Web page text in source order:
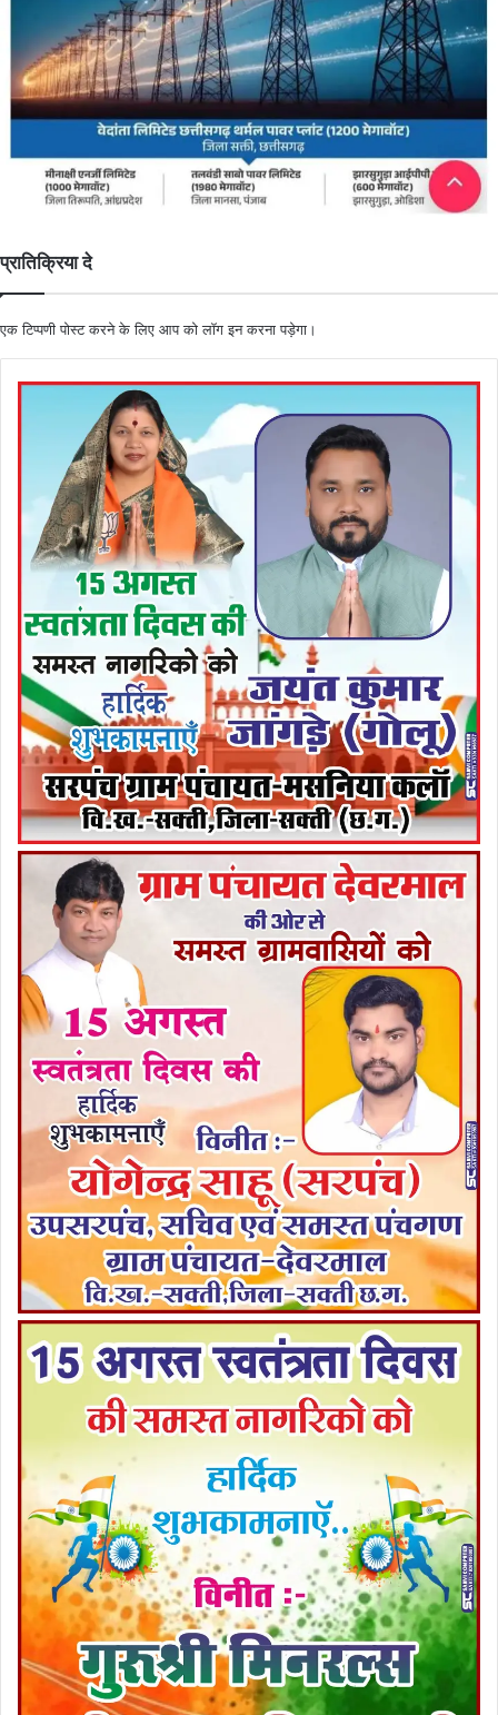
प्रातिक्रिया दे
एक टिप्पणी पोस्ट करने के लिए आप कोलॉग इनकरना पड़ेगा।